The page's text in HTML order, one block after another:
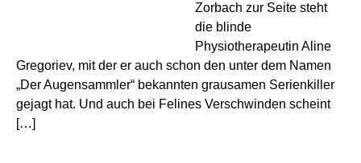
Zorbach zur Seite steht
die blinde
Physiotherapeutin Aline
Gregoriev, mit der er auch schon den unter dem Namen
„Der Augensammler“ bekannten grausamen Serienkiller
gejagt hat. Und auch bei Felines Verschwinden scheint
[…]